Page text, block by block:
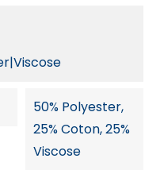
50% Polyester,
25% Coton, 25%
Viscose